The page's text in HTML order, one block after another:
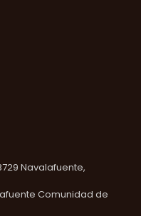
Navalafuente,
Comunidad de